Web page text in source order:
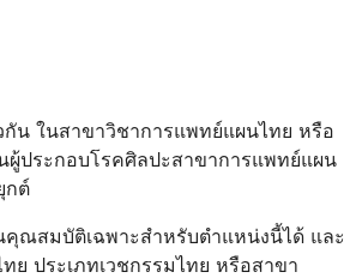
น ในสาขาวิชาการแพทย์แผนไทย หรือ
ประกอบโรคศิลปะสาขาการแพทย์แผน
กต์
ณสมบัติเฉพาะสําหรับตําแหน่งนี้ได้ และ
ประเภทเวชกรรมไทย หรือสาขา